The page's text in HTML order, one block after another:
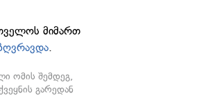
მიმართ
.
ომის შემდეგ,
გარედან